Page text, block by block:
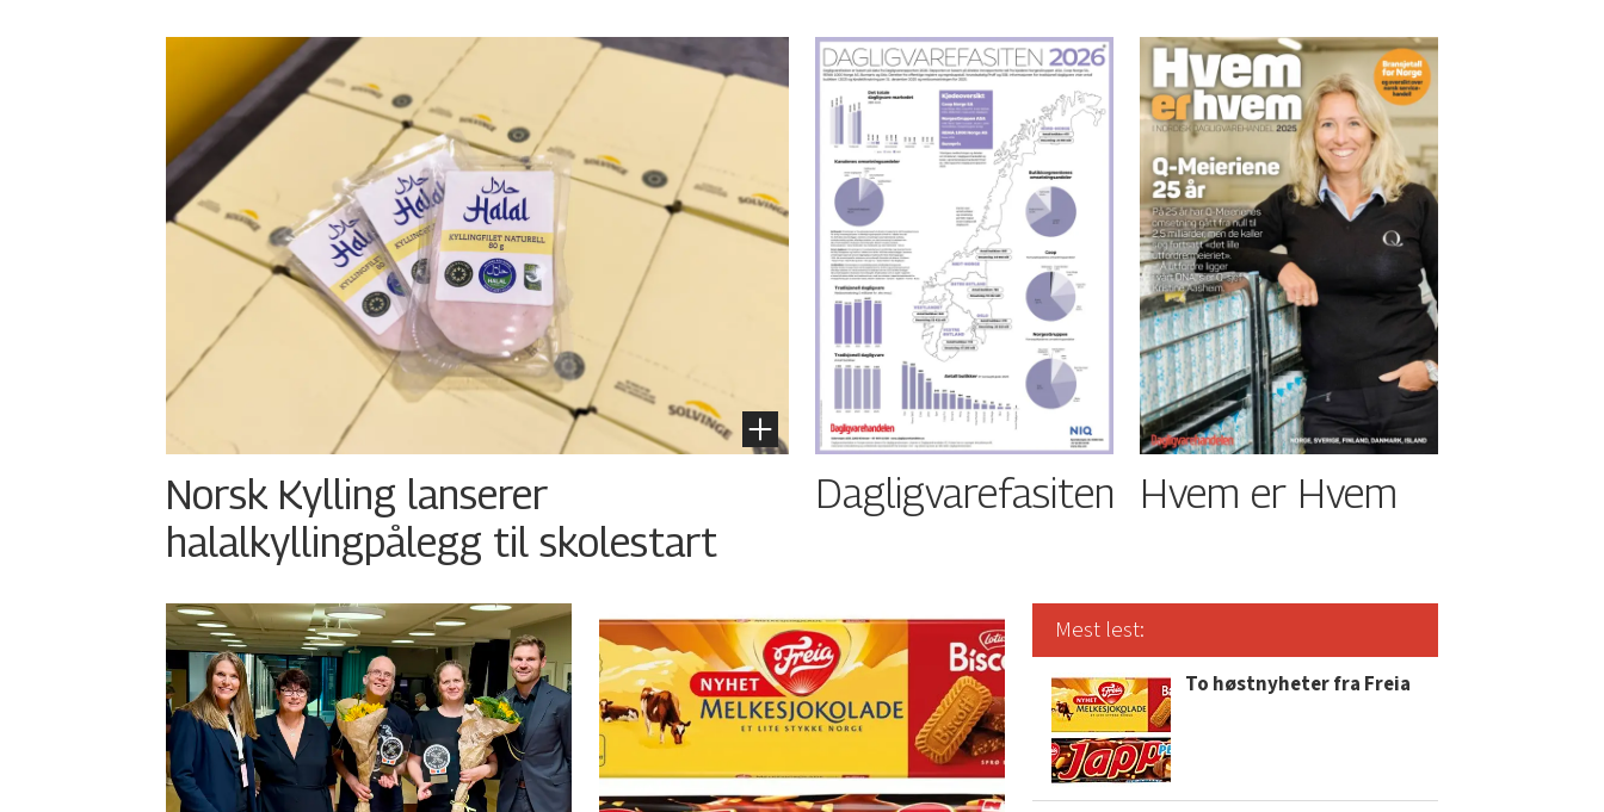
Norsk Kylling lanserer
halalkyllingpålegg til skolestart
Dagligvarefasiten Hvem er Hvem
Mest lest:
To høstnyheter fra Freia